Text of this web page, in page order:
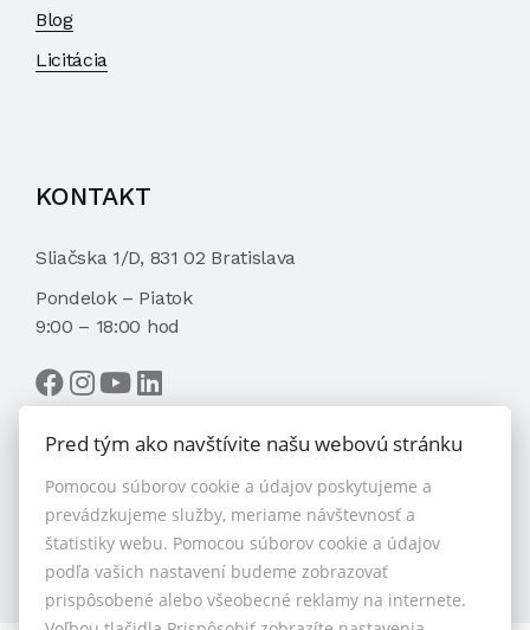
Blog
Licitácia
KONTAKT
Sliačska 1/D, 831 02 Bratislava
Pondelok – Piatok
9:00 – 18:00 hod
VYBRAŤ MAKLÉRA
Pred tým ako navštívite našu webovú stránku
Pomocou súborov cookie a údajov poskytujeme a
prevádzkujeme služby, meriame návštevnosť a
štatistiky webu. Pomocou súborov cookie a údajov
podľa vašich nastavení budeme zobrazovať
prispôsobené alebo všeobecné reklamy na internete.